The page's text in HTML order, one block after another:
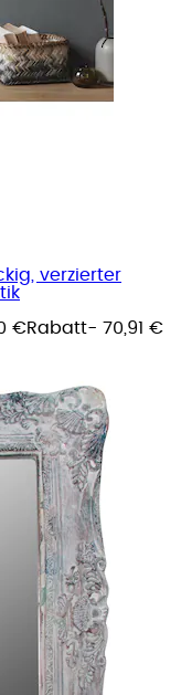
verzierter
€Rabatt- 70,91 €